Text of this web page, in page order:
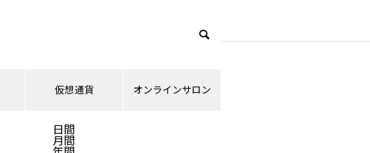
仮想通貨 オンラインサロン
ランキング
日間
月間